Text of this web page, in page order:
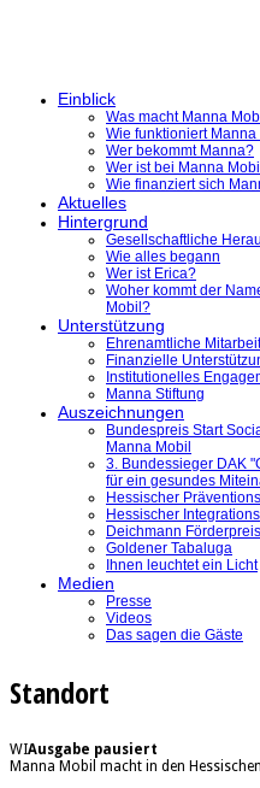
Einblick
Was macht Manna
Wie funktioniert Manna
Wer bekommt Manna?
Wer ist bei Manna
Wie finanziert sich
Aktuelles
Hintergrund
Gesellschaftliche
Wie alles begann
Wer ist Erica?
Woher kommt der
Mobil?
Unterstützung
Ehrenamtliche Mitarbeit
Finanzielle
Institutionelles
Manna Stiftung
Auszeichnungen
Bundespreis Start
Manna Mobil
3. Bundessieger DAK
für ein gesundes
Hessischer
Hessischer
Deichmann Förderpreis
Goldener Tabaluga
Ihnen leuchtet ein Licht
Medien
Presse
Videos
Das sagen die Gäste
Standort
WIAusgabe pausiert
Manna Mobil macht in den